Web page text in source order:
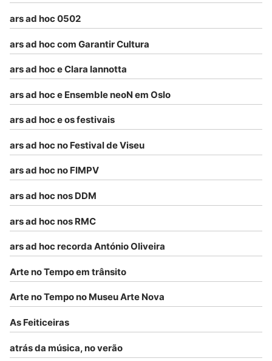
ars ad hoc 0502
ars ad hoc com Garantir Cultura
ars ad hoc e Clara Iannotta
ars ad hoc e Ensemble neoN em Oslo
ars ad hoc e os festivais
ars ad hoc no Festival de Viseu
ars ad hoc no FIMPV
ars ad hoc nos DDM
ars ad hoc nos RMC
ars ad hoc recorda António Oliveira
Arte no Tempo em trânsito
Arte no Tempo no Museu Arte Nova
As Feiticeiras
atrás da música, no verão